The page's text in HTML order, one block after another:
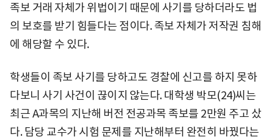
족보 거래 자체가 위법이기 때문에 사기를 당하더라도 법
의 보호를 받기 힘들다는 점이다. 족보 자체가 저작권 침해
에 해당할 수 있다.
학생들이 족보 사기를 당하고도 경찰에 신고를 하지 못하
다보니 사기 사건이 끊이지 않는다. 대학생 박모(24)씨는
최근 A과목의 지난해 버전 전공과목 족보를 2만원 주고 샀
다. 담당 교수가 시험 문제를 지난해부터 완전히 바꿨다는